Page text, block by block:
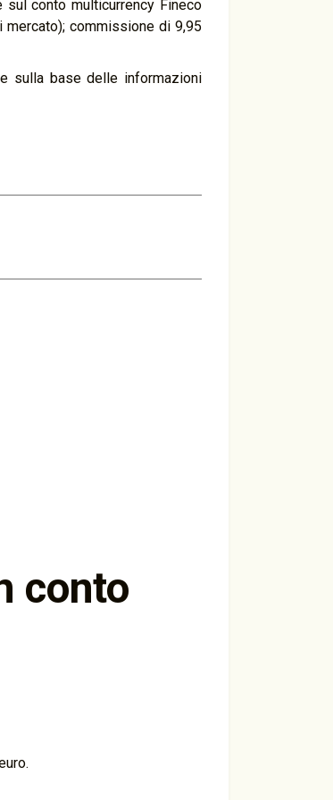
conto multicurrency Fineco
commissione di 9,95
sulla base delle informazioni
conto